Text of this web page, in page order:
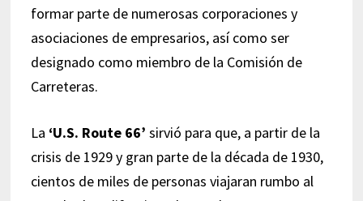
formar parte de numerosas corporaciones y
asociaciones de empresarios, así como ser
designado como miembro de la Comisión de
Carreteras.
La ‘U.S. Route 66’ sirvió para que, a partir de la
crisis de 1929 y gran parte de la década de 1930,
cientos de miles de personas viajaran rumbo al